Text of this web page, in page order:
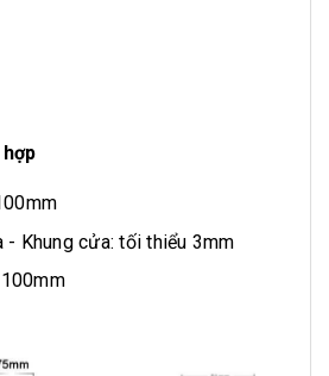
- Khung cửa: tối thiểu 3mm